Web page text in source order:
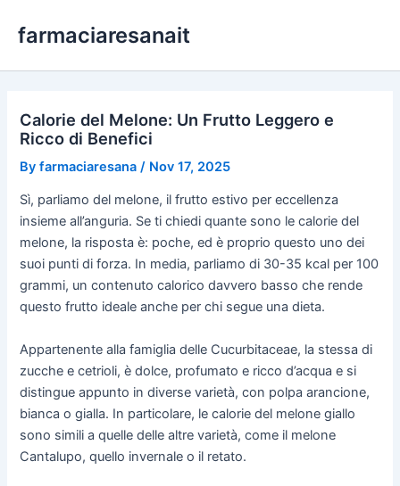
farmaciaresanait
Calorie del Melone: Un Frutto Leggero e
Ricco di Benefici
Byfarmaciaresana / Nov 17, 2025
Sì, parliamo del melone, il frutto estivo per eccellenza
insieme all’anguria. Se ti chiedi quante sono le calorie del
melone, la risposta è: poche, ed è proprio questo uno dei
suoi punti di forza. In media, parliamo di 30-35 kcal per 100
grammi, un contenuto calorico davvero basso che rende
questo frutto ideale anche per chi segue una dieta.
Appartenente alla famiglia delle Cucurbitaceae, la stessa di
zucche e cetrioli, è dolce, profumato e ricco d’acqua e si
distingue appunto in diverse varietà, con polpa arancione,
bianca o gialla. In particolare, le calorie del melone giallo
sono simili a quelle delle altre varietà, come il melone
Cantalupo, quello invernale o il retato.